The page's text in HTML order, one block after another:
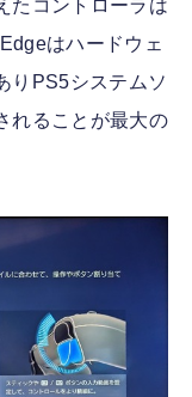
たコントローラは
はハードウェ
りPS5システムソ
れることが最大の